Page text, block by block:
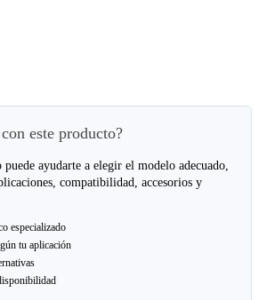
este producto?
ayudarte a elegir el modelo adecuado,
compatibilidad, accesorios y
especializado
tu aplicación